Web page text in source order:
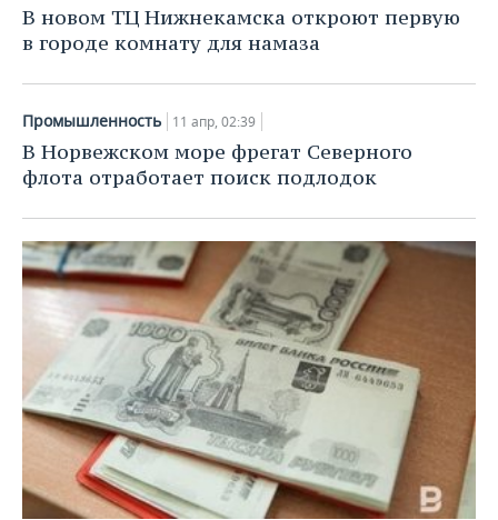
В новом ТЦ Нижнекамска откроют первую
в городе комнату для намаза
Промышленность 11 апр, 02:39
В Норвежском море фрегат Северного
флота отработает поиск подлодок